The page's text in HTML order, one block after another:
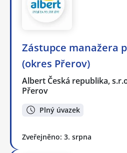
Zástupce manažera
(okres Přerov)
Albert Česká republika,
Přerov
Plný úvazek
Zveřejněno: 3. srpna